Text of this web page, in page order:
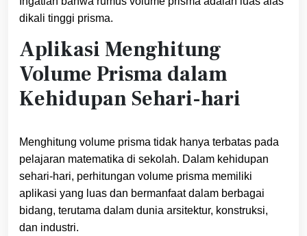
dikali tinggi prisma.
Aplikasi Menghitung
Volume Prisma dalam
Kehidupan Sehari-hari
Menghitung volume prisma tidak hanya terbatas pada
pelajaran matematika di sekolah. Dalam kehidupan
sehari-hari, perhitungan volume prisma memiliki
aplikasi yang luas dan bermanfaat dalam berbagai
bidang, terutama dalam dunia arsitektur, konstruksi,
dan industri.